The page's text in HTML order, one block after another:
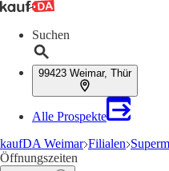
Suchen
99423 Weimar, Thür
Alle Prospekte
kaufDA Weimar Filialen
Öffnungszeiten